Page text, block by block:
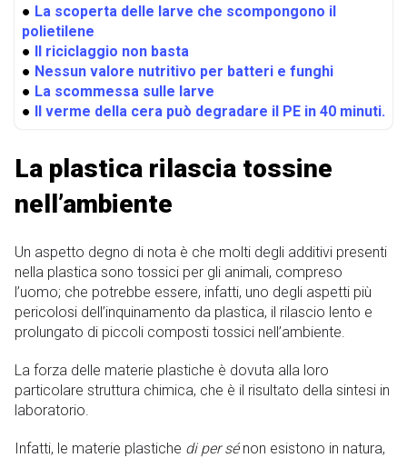
● La scoperta delle larve che scompongono il
polietilene
●
Il riciclaggio non basta
● Nessun valore nutritivo per batteri e funghi
● La scommessa sulle larve
●
Il verme della cera può degradare il PE in 40 minuti.
La plastica rilascia tossine
nell’ambiente
Un aspetto degno di nota è che molti degli additivi presenti
nella plastica sono tossici per gli animali, compreso
l’uomo; che potrebbe essere, infatti, uno degli aspetti più
pericolosi dell’inquinamento da plastica, il rilascio lento e
prolungato di piccoli composti tossici nell’ambiente.
La forza delle materie plastiche è dovuta alla loro
particolare struttura chimica, che è il risultato della sintesi in
laboratorio.
Infatti, le materie plastiche di per sénon esistono in natura,